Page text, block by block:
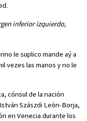
inferior izquierdo,
le suplico mande aý a
vezes las manos y no le
cónsul de la nación
Szászdi León-Borja,
en Venecia durante los